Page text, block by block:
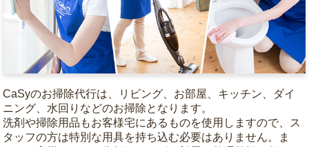
CaSyのお掃除代行は、リビング、お部屋、キッチン、ダイ
ニング、水回りなどのお掃除となります。
洗剤や掃除用品もお客様宅にあるものを使用しますので、ス
タッフの方は特別な用具を持ち込む必要はありません。ま